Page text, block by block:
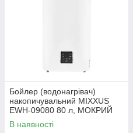
Бойлер (водонагрівач)
накопичувальний MIXXUS
EWH-09080 80 л, МОКРИЙ
ТЕН 2.0 кВт
В наявності